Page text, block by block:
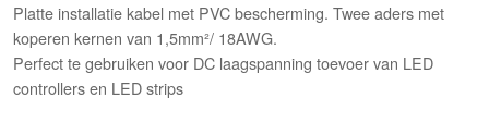
Platte installatie kabel met PVC bescherming. Twee aders met
koperen kernen van 1,5mm²/ 18AWG.
Perfect te gebruiken voor DC laagspanning toevoer van LED
controllers en LED strips